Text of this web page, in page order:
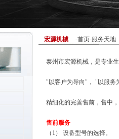
宏源机械 -首页-服务天地
泰州市宏源机械，是专业
"以客户为导向"， "以服务
精细化的完善售前，售中，
售前服务
（1） 设备型号的选择。